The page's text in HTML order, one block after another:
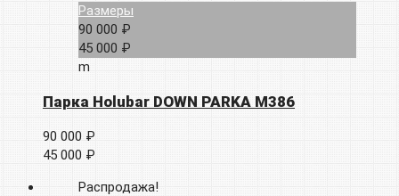
Размеры
90 000 ₽
45 000 ₽
m
Парка Holubar DOWN PARKA M386
90 000 ₽
45 000 ₽
Распродажа!